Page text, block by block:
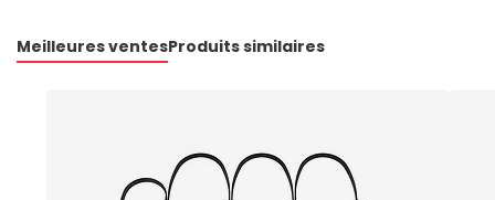
Meilleures ventesProduits similaires